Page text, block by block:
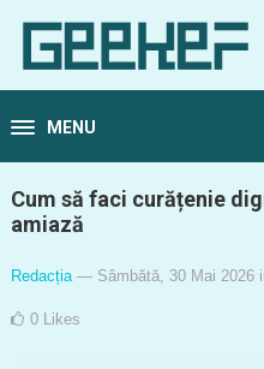
MENU
Cum să faci curățenie
amiază
Redacția — Sâmbătă, 30 Mai 2026
0 Likes